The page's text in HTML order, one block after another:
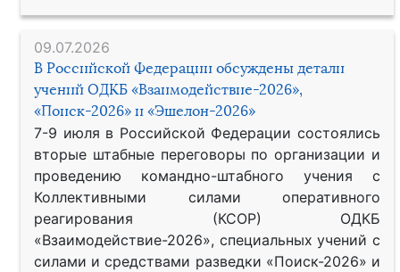
09.07.2026
В Российской Федерации обсуждены детали
учений ОДКБ «Взаимодействие-2026»,
«Поиск-2026» и «Эшелон-2026»
7-9 июля в Российской Федерации состоялись
вторые штабные переговоры по организации и
проведению командно-штабного учения с
Коллективными силами оперативного
реагирования (КСОР) ОДКБ
«Взаимодействие-2026», специальных учений с
силами и средствами разведки «Поиск-2026» и